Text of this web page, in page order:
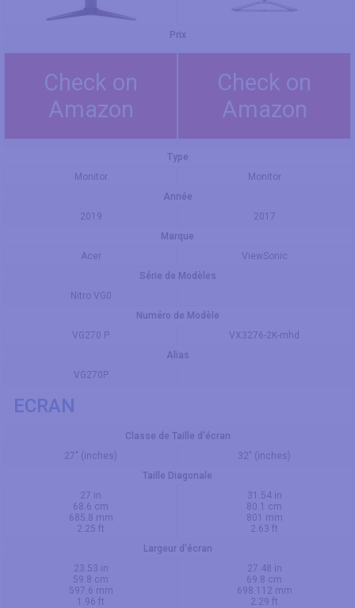
Prix
Check on
Amazon
Check on
Amazon
Type
Monitor
Monitor
Année
2019
2017
Marque
Acer
ViewSonic
Série de Modèles
Nitro VG0
Numéro de Modèle
VG270 P
VX3276-2K-mhd
Alias
VG270P
ECRAN
Classe de Taille d'écran
27" (inches)
32" (inches)
Taille Diagonale
27 in
68.6 cm
685.8 mm
2.25 ft
31.54 in
80.1 cm
801 mm
2.63 ft
Largeur d'écran
23.53 in
59.8 cm
597.6 mm
1.96 ft
27.48 in
69.8 cm
698.112 mm
2.29 ft